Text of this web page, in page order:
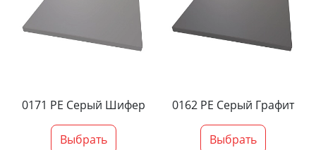
0171 PE Серый Шифер
Выбрать
0162 PE Серый Графит
Выбрать